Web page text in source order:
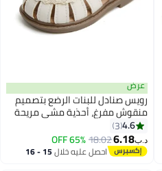
3
عرض
رويس صنادل للبنات الرضع بتصميم
منقوش مفرغ، أحذية مشي مريحة
ممتازة للأطفال الصغار، أحذية
شاطئ كاجوال صيفية بنعل مطاطي
مضاد للانزلاق، أحذية خارجية قابلة
للتنفس للأطفال الصغار
4.6
3
د.ب‏6.18
18.02
65% OFF
احصل عليه خلال 15 - 16